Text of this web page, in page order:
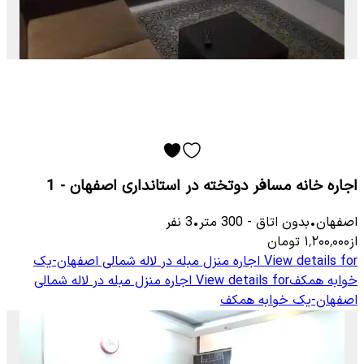
اجاره خانه مسافر دوتخته در استانداری اصفهان - 1
اصفهان•بدون اتاق -
300 متر•
3 نفر
از۱٬۲۰۰٬۰۰۰ تومان
View details for اجاره منزل مبله در لاله شمالی اصفهان-یک
خوابه همکفView details for اجاره منزل مبله در لاله شمالی
اصفهان-یک خوابه همکف